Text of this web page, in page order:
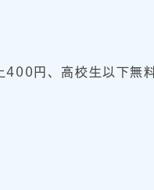
円、高校生以下無